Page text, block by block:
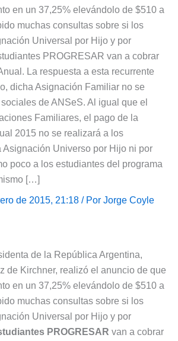
en un 37,25% elevándolo de $510 a
muchas consultas sobre si los
Universal por Hijo y por
PROGRESAR van a cobrar
La respuesta a esta recurrente
dicha Asignación Familiar no se
de ANSeS. Al igual que el
Familiares, el pago de la
2015 no se realizará a los
Asignación Universo por Hijo ni por
poco a los estudiantes del programa
[…]
de 2015, 21:18 / Por Jorge Coyle
de la República Argentina,
de Kirchner, realizó el anuncio de que
en un 37,25% elevándolo de $510 a
muchas consultas sobre si los
Universal por Hijo y por
PROGRESAR van a cobrar